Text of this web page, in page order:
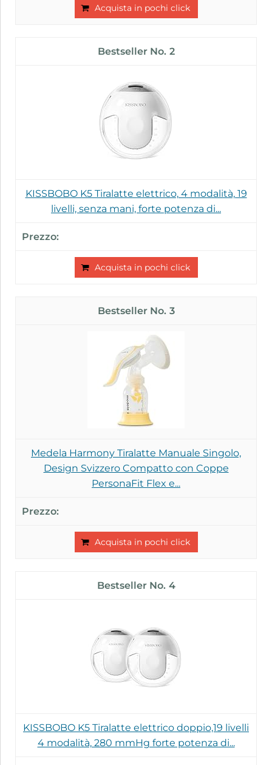
Acquista in pochi click
2
KISSBOBO K5 Tiralatte elettrico, 4 modalità, 19
livelli, senza mani, forte potenza di...
Acquista in pochi click
3
Medela Harmony Tiralatte Manuale Singolo,
Design Svizzero Compatto con Coppe
PersonaFit Flex e...
Acquista in pochi click
4
KISSBOBO K5 Tiralatte elettrico doppio,19 livelli
4 modalità, 280 mmHg forte potenza di...